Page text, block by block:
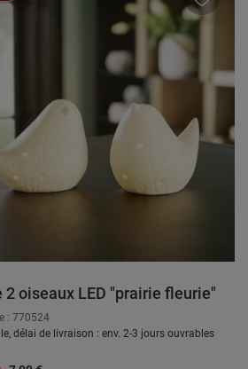
2 oiseaux LED "prairie fleurie"
: 770524
délai de livraison : env. 2-3 jours ouvrables
Prix régulier :